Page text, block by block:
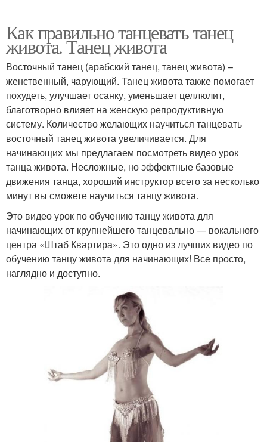
Как правильно танцевать танец
живота. Танец живота
Восточный танец (арабский танец, танец живота) –
женственный, чарующий. Танец живота также помогает
похудеть, улучшает осанку, уменьшает целлюлит,
благотворно влияет на женскую репродуктивную
систему. Количество желающих научиться танцевать
восточный танец живота увеличивается. Для
начинающих мы предлагаем посмотреть видео урок
танца живота. Несложные, но эффектные базовые
движения танца, хороший инструктор всего за несколько
минут вы сможете научиться танцу живота.
Это видео урок по обучению танцу живота для
начинающих от крупнейшего танцевально — вокального
центра «Штаб Квартира». Это одно из лучших видео по
обучению танцу живота для начинающих! Все просто,
наглядно и доступно.